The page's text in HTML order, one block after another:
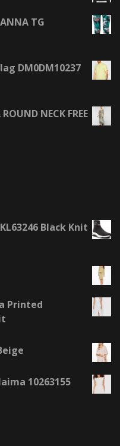
TG
DM0DM10237
NECK FREE
Black Knit
Printed
10263155